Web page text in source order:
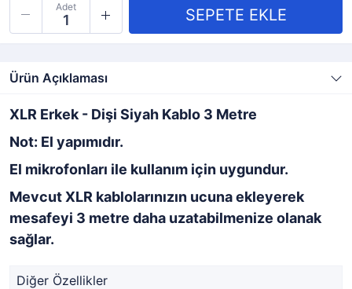
Adet
Ürün Açıklaması
XLR Erkek - Dişi Siyah Kablo 3 Metre
Not: El yapımıdır.
El mikrofonları ile kullanım için uygundur.
Mevcut XLR kablolarınızın ucuna ekleyerek
mesafeyi 3 metre daha uzatabilmenize olanak
sağlar.
Diğer Özellikler